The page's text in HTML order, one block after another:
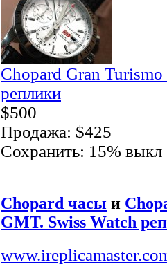
Chopard Gran
реплики
$500
Продажа: $425
Сохранить: 15% выкл
Chopard часы и
GMT. Swiss Watch